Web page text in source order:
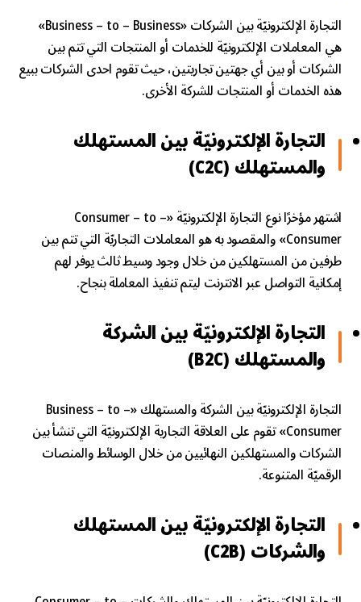
التجارة الإلكترونيّة بين الشركات «Business – to – Business»
هي المعاملات الإلكترونيّة للخدمات أو المنتجات التي تتم بين
الشركات أو بين أي جهتين تجاريتين، حيث تقوم احدى الشركات ببيع
هذه الخدمات أو المنتجات للشركة الأخرى.
التجارة الإلكترونيّة بين المستهلك
والمستهلك (C2C)
اشتهر مؤخرًا نوع التجارة الإلكترونيّة «Consumer – to –
Consumer» والمقصود به هو المعاملات التجاريّة التي تتم بين
طرفين من المستهلكين من خلال وجود وسيط ثالث يوفر لهم
إمكانية التواصل عبر الانترنت ليتم تنفيذ المعاملة بنجاح.
التجارة الإلكترونيّة بين الشركة
والمستهلك (B2C)
التجارة الإلكترونيّة بين الشركة والمستهلك «Business – to –
Consumer» تقوم على العلاقة التجارية الإلكترونيّة التي تنشأ بين
الشركات والمستهلكين النهائيين من خلال الوسائط والمنصات
الرقميّة المتنوعة.
التجارة الإلكترونيّة بين المستهلك
والشركات (C2B)